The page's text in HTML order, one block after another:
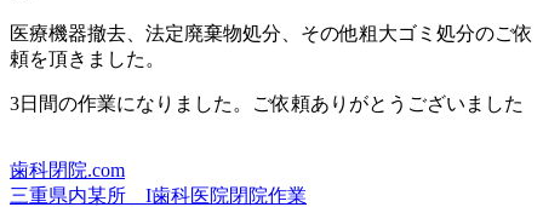
医療機器撤去、法定廃棄物処分、その他粗大ゴミ処分のご依
頼を頂きました。
3日間の作業になりました。ご依頼ありがとうございました
歯科閉院.com
三重県内某所 I歯科医院閉院作業